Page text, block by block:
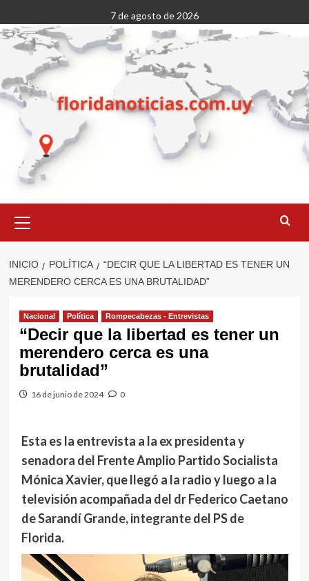
al
contenido
7 de agosto de 2026
primario
INICIO POLÍTICA
“DECIR QUE LA LIBERTAD ES TENER UN
MERENDERO CERCA ES UNA BRUTALIDAD”
Nacional Política Rompecabezas - Entrevistas
“Decir que la libertad es tener un
merendero cerca es una
brutalidad”
16 de junio de 2024 0
Esta es la entrevista a la ex presidenta y
senadora del Frente Amplio Partido Socialista
Mónica Xavier, que llegó a la radio y luego a la
televisión acompañada del dr Federico Caetano
de Sarandí Grande, integrante del PS de
Florida.